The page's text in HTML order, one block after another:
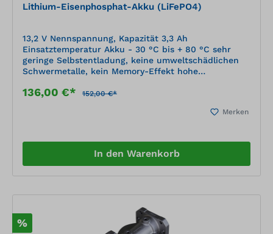
Lithium-Eisenphosphat-Akku (LiFePO4)
13,2 V Nennspannung, Kapazität 3,3 Ah
Einsatztemperatur Akku - 30 °C bis + 80 °C sehr
geringe Selbstentladung, keine umweltschädlichen
Schwermetalle, kein Memory-Effekt hohe
elektrische Schutzart IP 67 Ladegerät siehe Zubehör;
geladen werden (erreicht nicht volle Kapazität)
136,00 €* 152,00 €*
Merken
In den Warenkorb
%